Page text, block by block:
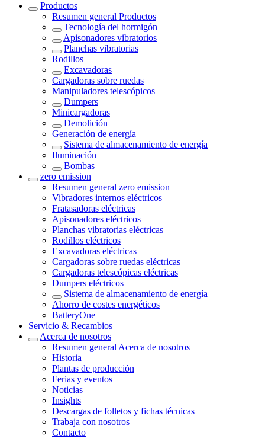
Productos
Resumen general Productos
Tecnología del hormigón
Apisonadores vibratorios
Planchas vibratorias
Rodillos
Excavadoras
Cargadoras sobre ruedas
Manipuladores telescópicos
Dumpers
Minicargadoras
Demolición
Generación de energía
Sistema de almacenamiento de energía
Iluminación
Bombas
zero emission
Resumen general zero emission
Vibradores internos eléctricos
Fratasadoras eléctricas
Apisonadores eléctricos
Planchas vibratorias eléctricas
Rodillos eléctricos
Excavadoras eléctricas
Cargadoras sobre ruedas eléctricas
Cargadoras telescópicas eléctricas
Dumpers eléctricos
Sistema de almacenamiento de energía
Ahorro de costes energéticos
BatteryOne
Servicio & Recambios
Acerca de nosotros
Resumen general Acerca de nosotros
Historia
Plantas de producción
Ferias y eventos
Noticias
Insights
Descargas de folletos y fichas técnicas
Trabaja con nosotros
Contacto